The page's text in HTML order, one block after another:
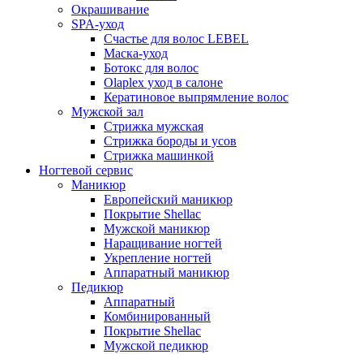
Окрашивание
SPA-уход
Счастье для волос LEBEL
Маска-уход
Ботокс для волос
Olaplex уход в салоне
Кератиновое выпрямление волос
Мужской зал
Стрижка мужская
Стрижка бороды и усов
Стрижка машинкой
Ногтевой сервис
Маникюр
Европейский маникюр
Покрытие Shellaс
Мужской маникюр
Наращивание ногтей
Укрепление ногтей
Аппаратный маникюр
Педикюр
Аппаратный
Комбинированный
Покрытие Shellac
Мужской педикюр